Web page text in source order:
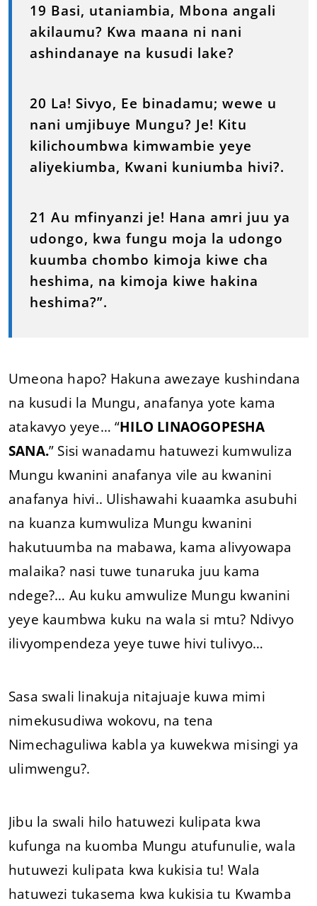
19 Basi, utaniambia, Mbona angali
akilaumu? Kwa maana ni nani
ashindanaye na kusudi lake?
20 La! Sivyo, Ee binadamu; wewe u
nani umjibuye Mungu? Je! Kitu
kilichoumbwa kimwambie yeye
aliyekiumba, Kwani kuniumba hivi?.
21 Au mfinyanzi je! Hana amri juu ya
udongo, kwa fungu moja la udongo
kuumba chombo kimoja kiwe cha
heshima, na kimoja kiwe hakina
heshima?”.
Umeona hapo? Hakuna awezaye kushindana
na kusudi la Mungu, anafanya yote kama
atakavyo yeye… “HILO LINAOGOPESHA
SANA.” Sisi wanadamu hatuwezi kumwuliza
Mungu kwanini anafanya vile au kwanini
anafanya hivi.. Ulishawahi kuaamka asubuhi
na kuanza kumwuliza Mungu kwanini
hakutuumba na mabawa, kama alivyowapa
malaika? nasi tuwe tunaruka juu kama
ndege?… Au kuku amwulize Mungu kwanini
yeye kaumbwa kuku na wala si mtu? Ndivyo
ilivyompendeza yeye tuwe hivi tulivyo…
Sasa swali linakuja nitajuaje kuwa mimi
nimekusudiwa wokovu, na tena
Nimechaguliwa kabla ya kuwekwa misingi ya
ulimwengu?.
Jibu la swali hilo hatuwezi kulipata kwa
kufunga na kuomba Mungu atufunulie, wala
hutuwezi kulipata kwa kukisia tu! Wala
hatuwezi tukasema kwa kukisia tu Kwamba